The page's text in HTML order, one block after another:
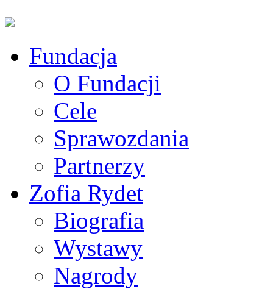
Fundacja
O Fundacji
Cele
Sprawozdania
Partnerzy
Zofia Rydet
Biografia
Wystawy
Nagrody